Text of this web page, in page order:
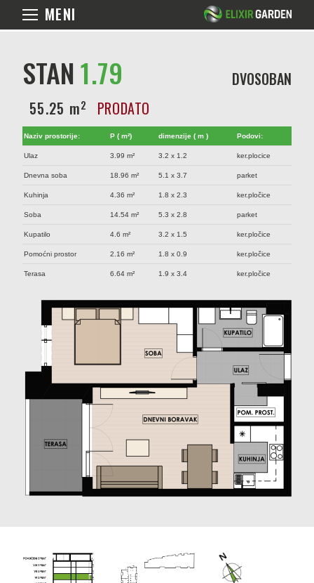
MENI
STAN1.79
DVOSOBAN
55.25 m2 PRODATO
Naziv prostorije: P ( m²) dimenzije ( m ) Podovi:
Ulaz 3.99 m² 3.2 x 1.2 ker.plocice
Dnevna soba 18.96 m² 5.1 x 3.7 parket
Kuhinja 4.36 m² 1.8 x 2.3 ker.pločice
Soba 14.54 m² 5.3 x 2.8 parket
Kupatilo 4.6 m² 3.2 x 1.5 ker.pločice
Pomoćni prostor 2.16 m² 1.8 x 0.9 ker.pločice
Terasa 6.64 m² 1.9 x 3.4 ker.pločice